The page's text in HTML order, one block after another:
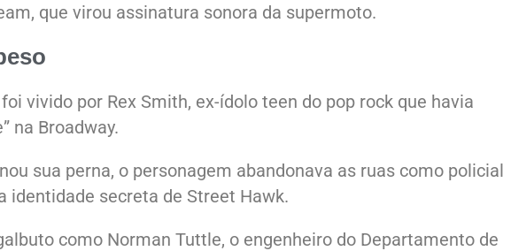
que virou assinatura sonora da supermoto.
vivido por Rex Smith, ex-ídolo teen do pop rock que havia
na Broadway.
sua perna, o personagem abandonava as ruas como policial
identidade secreta de Street Hawk.
como Norman Tuttle, o engenheiro do Departamento de